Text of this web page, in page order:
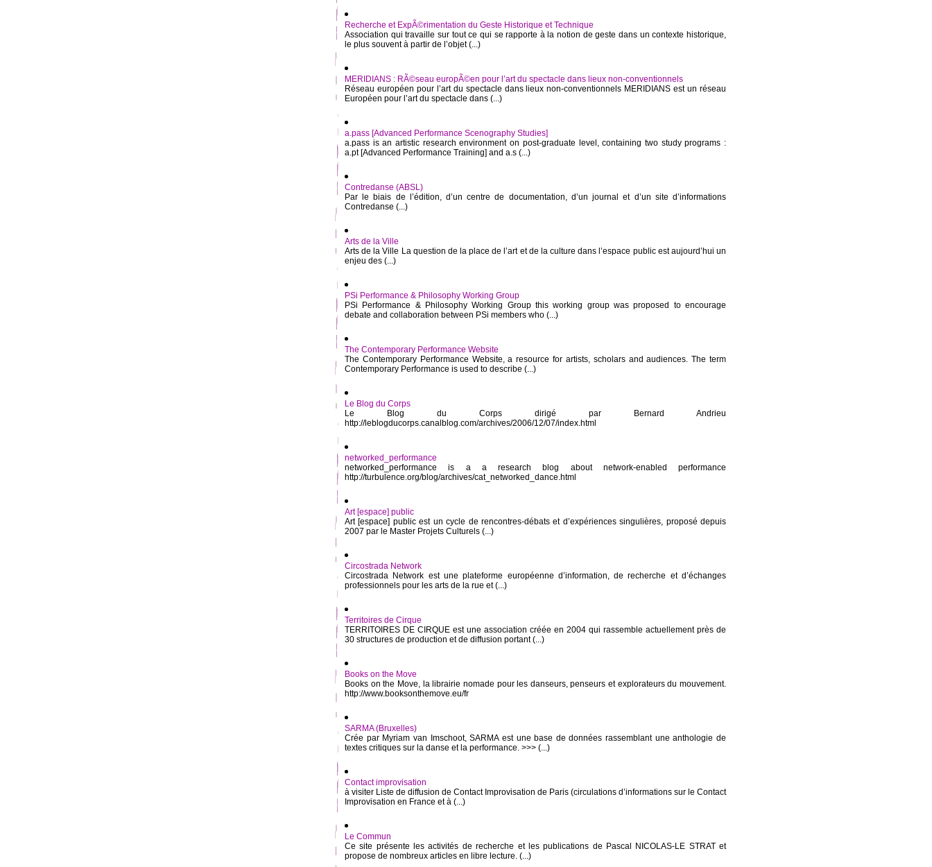
Recherche et ExpÃ©rimentation du Geste Historique et Technique
Association qui travaille sur tout ce qui se rapporte à la notion de geste dans un contexte historique,
le plus souvent à partir de l’objet (...)
MERIDIANS : RÃ©seau europÃ©en pour l’art du spectacle dans lieux non-conventionnels
Réseau européen pour l’art du spectacle dans lieux non-conventionnels MERIDIANS est un réseau
Européen pour l’art du spectacle dans (...)
a.pass [Advanced Performance Scenography Studies]
a.pass is an artistic research environment on post-graduate level, containing two study programs :
a.pt [Advanced Performance Training] and a.s (...)
Contredanse (ABSL)
Par le biais de l’édition, d’un centre de documentation, d’un journal et d’un site d’informations
Contredanse (...)
Arts de la Ville
Arts de la Ville La question de la place de l’art et de la culture dans l’espace public est aujourd’hui un
enjeu des (...)
PSi Performance & Philosophy Working Group
PSi Performance & Philosophy Working Group this working group was proposed to encourage
debate and collaboration between PSi members who (...)
The Contemporary Performance Website
The Contemporary Performance Website, a resource for artists, scholars and audiences. The term
Contemporary Performance is used to describe (...)
Le Blog du Corps
Le Blog du Corps dirigé par Bernard Andrieu
http://leblogducorps.canalblog.com/archives/2006/12/07/index.html
networked_performance
networked_performance is a a research blog about network-enabled performance
http://turbulence.org/blog/archives/cat_networked_dance.html
Art [espace] public
Art [espace] public est un cycle de rencontres-débats et d’expériences singulières, proposé depuis
2007 par le Master Projets Culturels (...)
Circostrada Network
Circostrada Network est une plateforme européenne d’information, de recherche et d’échanges
professionnels pour les arts de la rue et (...)
Territoires de Cirque
TERRITOIRES DE CIRQUE est une association créée en 2004 qui rassemble actuellement près de
30 structures de production et de diffusion portant (...)
Books on the Move
Books on the Move, la librairie nomade pour les danseurs, penseurs et explorateurs du mouvement.
http://www.booksonthemove.eu/fr
SARMA (Bruxelles)
Crée par Myriam van Imschoot, SARMA est une base de données rassemblant une anthologie de
textes critiques sur la danse et la performance. >>> (...)
Contact improvisation
à visiter Liste de diffusion de Contact Improvisation de Paris (circulations d’informations sur le Contact
Improvisation en France et à (...)
Le Commun
Ce site présente les activités de recherche et les publications de Pascal NICOLAS-LE STRAT et
propose de nombreux articles en libre lecture. (...)